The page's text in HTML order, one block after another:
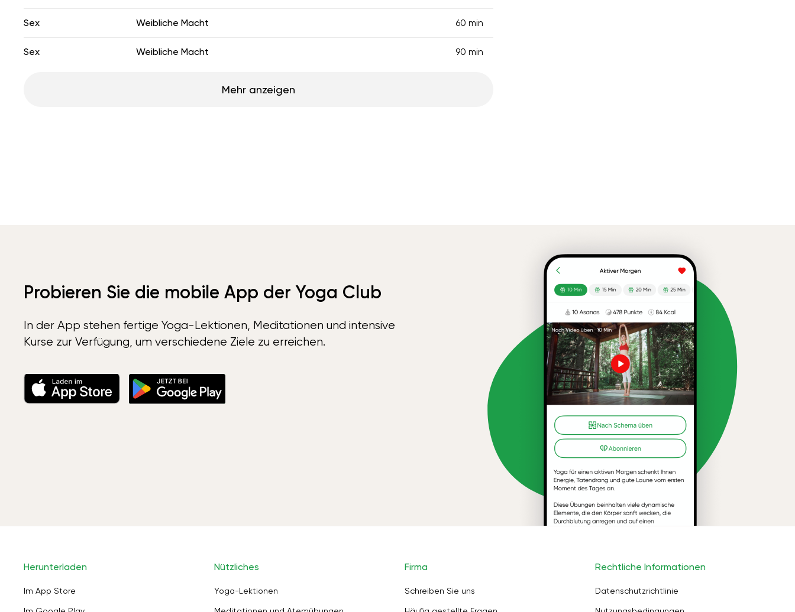
Sex Weibliche Macht 60 min
Sex Weibliche Macht 90 min
Mehr anzeigen
Probieren Sie die mobile App der Yoga Club
In der App stehen fertige Yoga-Lektionen, Meditationen und intensive
Kurse zur Verfügung, um verschiedene Ziele zu erreichen.
Herunterladen
Im App Store
Nützliches
Yoga-Lektionen
Firma
Schreiben Sie uns
Rechtliche Informationen
Datenschutzrichtlinie